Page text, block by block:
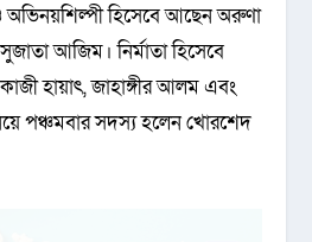
অভিনয়শিল্পী হিসেবে আছেন অরুণা
সুজাতা আজিম। নির্মাতা হিসেবে
হায়াৎ, জাহাঙ্গীর আলম এবং
পঞ্চমবার সদস্য হলেন খোরশেদ